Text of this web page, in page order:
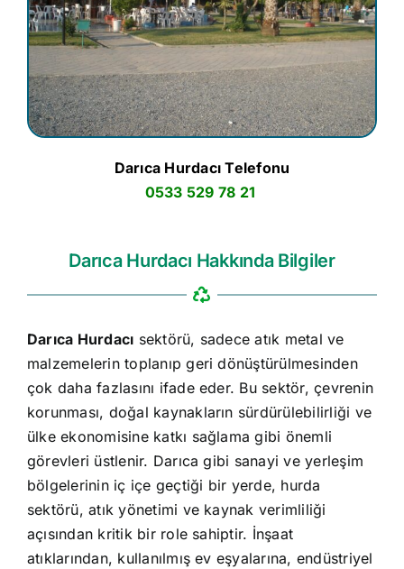
Darıca Hurdacı Telefonu
0533 529 78 21
Darıca Hurdacı Hakkında Bilgiler
Darıca Hurdacı sektörü, sadece atık metal ve
malzemelerin toplanıp geri dönüştürülmesinden
çok daha fazlasını ifade eder. Bu sektör, çevrenin
korunması, doğal kaynakların sürdürülebilirliği ve
ülke ekonomisine katkı sağlama gibi önemli
görevleri üstlenir. Darıca gibi sanayi ve yerleşim
bölgelerinin iç içe geçtiği bir yerde, hurda
sektörü, atık yönetimi ve kaynak verimliliği
açısından kritik bir role sahiptir. İnşaat
atıklarından, kullanılmış ev eşyalarına, endüstriyel